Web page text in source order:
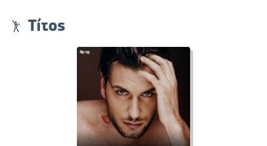
Τίτος